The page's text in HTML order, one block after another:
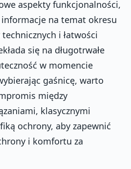
aspekty funkcjonalności,
na temat okresu
i łatwości
się na długotrwałe
w momencie
gaśnicę, warto
między
klasycznymi
ochrony, aby zapewnić
i komfortu za